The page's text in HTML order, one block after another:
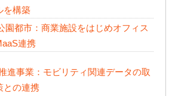
を構築
園都市：商業施設をはじめオフィス
連携
進事業：モビリティ関連データの取
との連携